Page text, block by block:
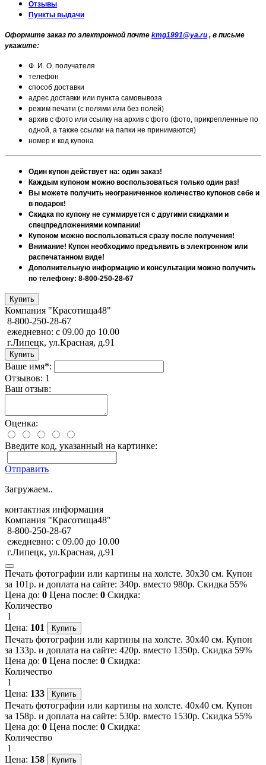
Отзывы
Пункты выдачи
Оформите заказ по электронной почте kmg1991@ya.ru , в письме
укажите:
Ф. И. О. получателя
телефон
способ доставки
адрес доставки или пункта самовывоза
режим печати (с полями или без полей)
архив с фото или ссылку на архив с фото (фото, прикрепленные по
одной, а также ссылки на папки не принимаются)
номер и код купона
Один купон действует на: один заказ!
Каждым купоном можно воспользоваться только один раз!
Вы можете получить неограниченное количество купонов себе и
в подарок!
Скидка по купону не суммируется с другими скидками и
спецпредложениями компании!
Купоном можно воспользоваться сразу после получения!
Внимание! Купон необходимо предъявить в электронном или
распечатанном виде!
Дополнительную информацию и консультации можно получить
по телефону: 8-800-250-28-67
Компания "Красотища48"
8-800-250-28-67
ежедневно: с 09.00 до 10.00
г.Липецк, ул.Красная, д.91
Ваше имя*:
Отзывов: 1
Ваш отзыв:
Оценка:
Введите код, указанный на картинке:
Отправить
Загружаем..
контактная информация
Компания "Красотища48"
8-800-250-28-67
ежедневно: с 09.00 до 10.00
г.Липецк, ул.Красная, д.91
Печать фотографии или картины на холсте. 30х30 см. Купон
за 101р. и доплата на сайте: 340р. вместо 980р. Скидка 55%
Цена до: 0 Цена после: 0 Скидка:
Количество
1
Цена: 101
Печать фотографии или картины на холсте. 30х40 см. Купон
за 133р. и доплата на сайте: 420р. вместо 1350р. Скидка 59%
Цена до: 0 Цена после: 0 Скидка:
Количество
1
Цена: 133
Печать фотографии или картины на холсте. 40х40 см. Купон
за 158р. и доплата на сайте: 530р. вместо 1530р. Скидка 55%
Цена до: 0 Цена после: 0 Скидка:
Количество
1
Цена: 158